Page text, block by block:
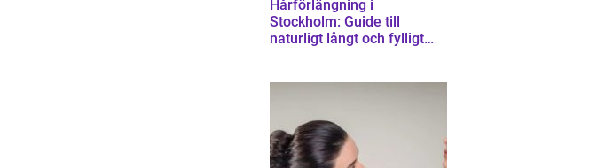
Hårförlängning i
Stockholm: Guide till
naturligt långt och fylligt